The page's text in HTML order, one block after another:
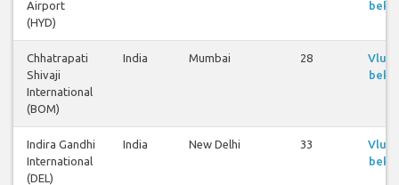
Airport
(HYD)
Chhatrapati
Shivaji
International
(BOM)
India Mumbai 28
Indira Gandhi
International
(DEL)
India New Delhi 33